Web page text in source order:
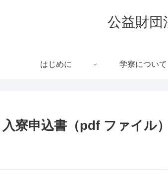
公益財団
はじめに 学寮について
寮申込書（pdf ファイル）